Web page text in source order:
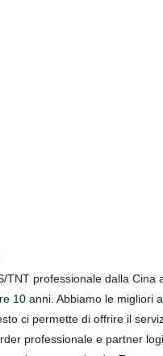
TNT professionale dalla
10 anni. Abbiamo le
ci permette di offrire il
professionale e partner